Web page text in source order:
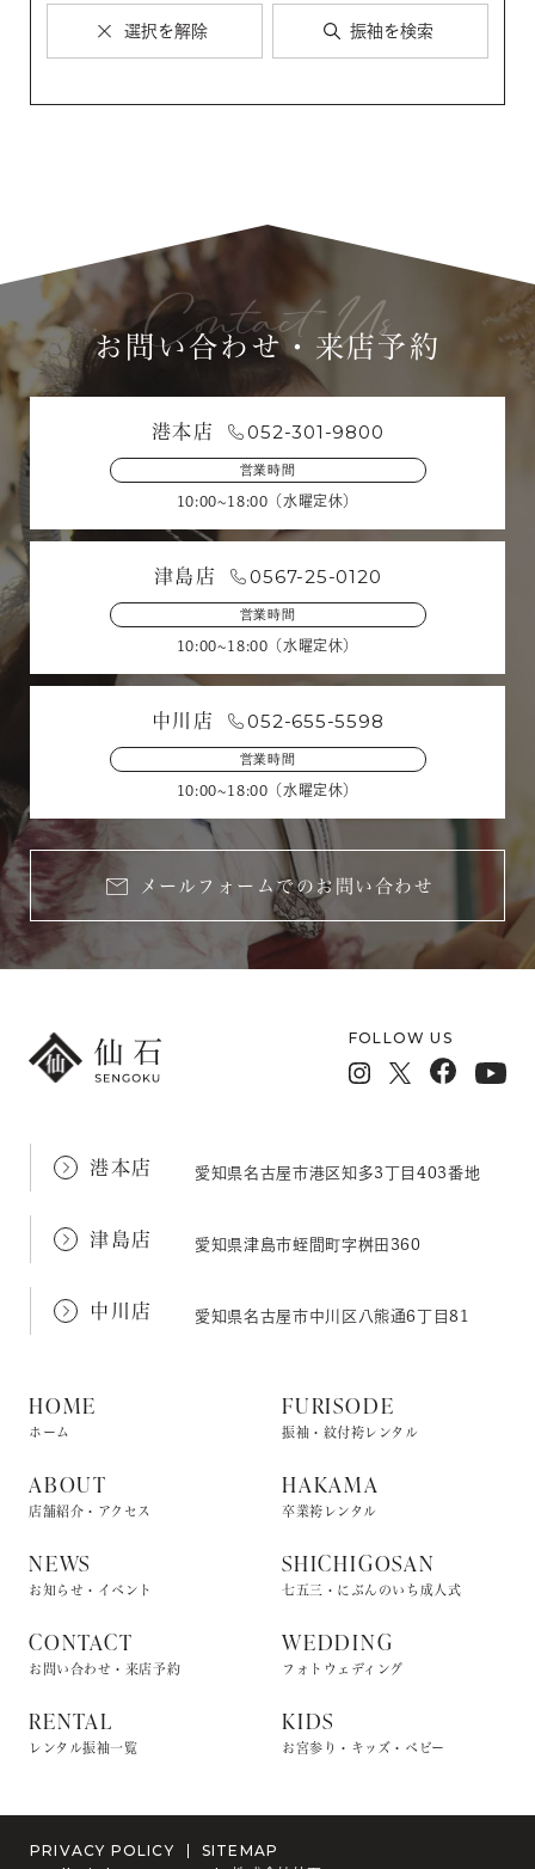
選択を解除 振袖を検索
お問い合わせ・来店予約
港本店 052-301-9800
営業時間
10:00~18:00（水曜定休）
津島店 0567-25-0120
営業時間
10:00~18:00（水曜定休）
中川店 052-655-5598
営業時間
10:00~18:00（水曜定休）
メールフォームでのお問い合わせ
FOLLOW US
港本店 愛知県名古屋市港区知多3丁目403番地
津島店 愛知県津島市蛭間町字桝田360
中川店 愛知県名古屋市中川区八熊通6丁目81
HOME
ホーム
ABOUT
店舗紹介・アクセス
NEWS
お知らせ・イベント
CONTACT
お問い合わせ・来店予約
RENTAL
レンタル振袖一覧
FURISODE
振袖・紋付袴レンタル
HAKAMA
卒業袴レンタル
SHICHIGOSAN
七五三・にぶんのいち成人式
WEDDING
フォトウェディング
KIDS
お宮参り・キッズ・ベビー
PRIVACY POLICY
SITEMAP